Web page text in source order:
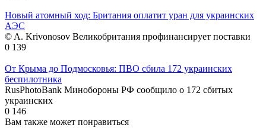
Новый атомный ход: Британия оплатит уран для украинских
АЭС
© A. Krivonosov Великобритания профинансирует поставки
0 139
От Крыма до Подмосковья: ПВО сбила 172 украинских
беспилотника
RusPhotoBank Минобороны РФ сообщило о 172 сбитых
украинских
0 146
Вам также может понравиться